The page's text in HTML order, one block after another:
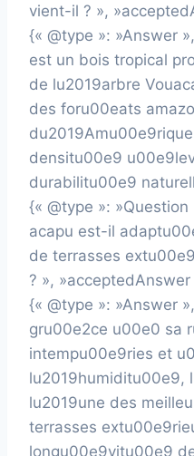
vient-il ? »,
{« @type »: »Answer
est un bois tropical
de lu2019arbre
des foru00eats
densitu00e9
durabilitu00e9
{« @type »:
acapu est-il
de terrasses
? », »acceptedAnswer
{« @type »: »Answer
gru00e2ce u00e0 sa
intempu00e9ries et
lu2019humiditu00e9,
lu2019une des
terrasses
longu00e9vitu00e9